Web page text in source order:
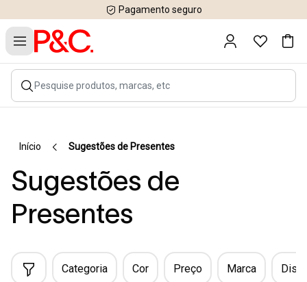
Pagamento seguro
Início Sugestões de Presentes
Sugestões de
Presentes
Categoria Cor Preço Marca